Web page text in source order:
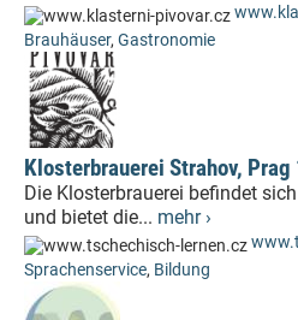
Brauhäuser, Gastronomie
Klosterbrauerei Strahov, Prag
Die Klosterbrauerei befindet
und bietet die... mehr ›
Sprachenservice, Bildung